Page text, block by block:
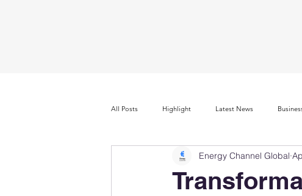
All Posts Highlight Latest News
Company Rankings Market Leaders
Energy Channel Global